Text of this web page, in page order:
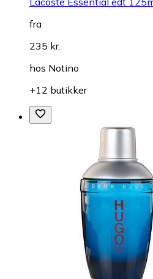
fra
235 kr.
hos Notino
+12 butikker